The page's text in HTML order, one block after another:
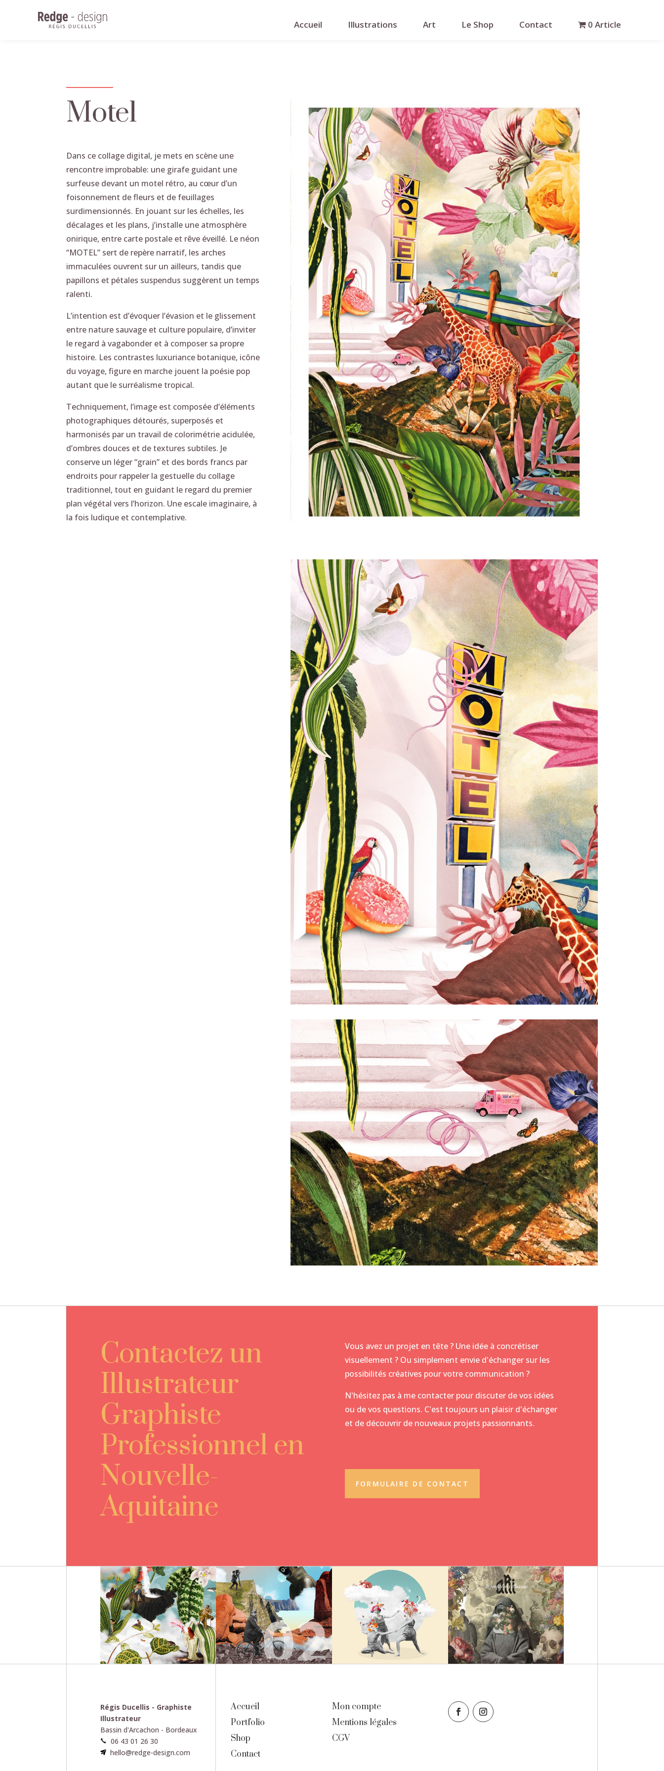
Accueil Illustrations Art Le Shop Contact 0 Article
Motel
Dans ce collage digital, je mets en scène une
rencontre improbable: une girafe guidant une
surfeuse devant un motel rétro, au cœur d’un
foisonnement de fleurs et de feuillages
surdimensionnés. En jouant sur les échelles, les
décalages et les plans, j’installe une atmosphère
onirique, entre carte postale et rêve éveillé. Le néon
“MOTEL” sert de repère narratif, les arches
immaculées ouvrent sur un ailleurs, tandis que
papillons et pétales suspendus suggèrent un temps
ralenti.
L’intention est d’évoquer l’évasion et le glissement
entre nature sauvage et culture populaire, d’inviter
le regard à vagabonder et à composer sa propre
histoire. Les contrastes luxuriance botanique, icône
du voyage, figure en marche jouent la poésie pop
autant que le surréalisme tropical.
Techniquement, l’image est composée d’éléments
photographiques détourés, superposés et
harmonisés par un travail de colorimétrie acidulée,
d’ombres douces et de textures subtiles. Je
conserve un léger “grain” et des bords francs par
endroits pour rappeler la gestuelle du collage
traditionnel, tout en guidant le regard du premier
plan végétal vers l’horizon. Une escale imaginaire, à
la fois ludique et contemplative.
Contactez un
Illustrateur
Graphiste
Professionnel en
Nouvelle-
Aquitaine
Vous avez un projet en tête ? Une idée à concrétiser
visuellement ? Ou simplement envie d'échanger sur les
possibilités créatives pour votre communication ?
N'hésitez pas à me contacter pour discuter de vos idées
ou de vos questions. C'est toujours un plaisir d'échanger
et de découvrir de nouveaux projets passionnants.
FORMULAIRE DE CONTACT
Régis Ducellis - Graphiste
Illustrateur
Bassin d'Arcachon - Bordeaux
06 43 01 26 30
hello@redge-design.com
Accueil
Portfolio
Shop
Contact
Mon compte
Mentions légales
CGV